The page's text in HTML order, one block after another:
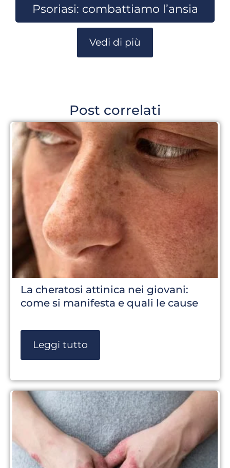
Psoriasi: combattiamo l’ansia
Vedi di più
Post correlati
La cheratosi attinica nei giovani:
come si manifesta e quali le cause
Leggi tutto